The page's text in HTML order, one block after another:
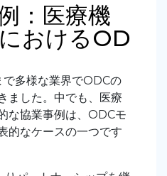
：医療機
おけるOD
多様な業界でODCの
ました。中でも、医療
な協業事例は、ODCモ
的なケースの一つです